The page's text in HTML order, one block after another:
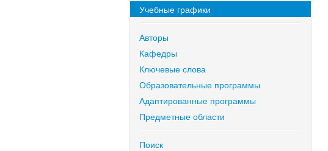
Учебные графики
Авторы
Кафедры
Ключевые слова
Образовательные программы
Адаптированные программы
Предметные области
Поиск